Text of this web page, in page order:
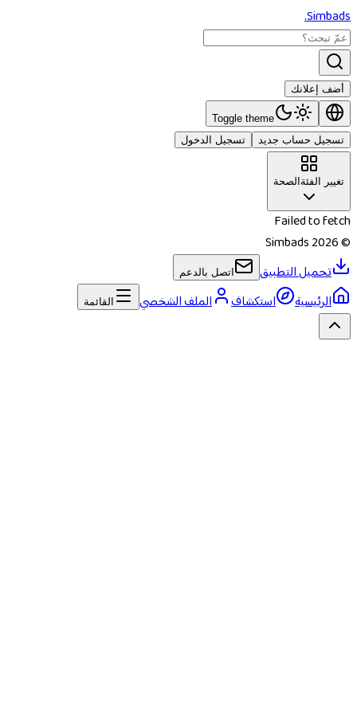
Simbads
.
أضف إعلانك
Toggle theme
تسجيل حساب جديد
تسجيل الدخول
تغيير الفئة الصحة
Failed to fetch
©
2026
تحميل التطبيق
اتصل بالدعم
الرئيسية استكشاف الملف الشخصي القائمة